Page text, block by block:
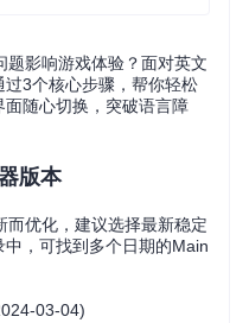
影响游戏体验？面对英文
3个核心步骤，帮你轻松
随心切换，突破语言障
版本
优化，建议选择最新稳定
，可找到多个日期的Main
03-04)